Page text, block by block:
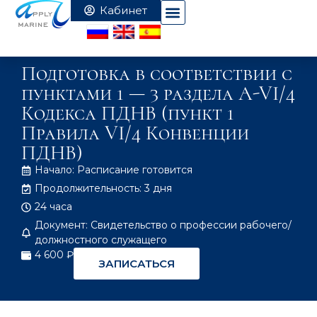
Подготовка в соответствии с
пунктами 1 — 3 раздела A-VI/4
Кодекса ПДНВ (пункт 1
Правила VI/4 Конвенции
ПДНВ)
Начало: Расписание готовится
Продолжительность: 3 дня
24 часа
Документ: Свидетельство о профессии рабочего/
должностного служащего
4 600 ₽
ЗАПИСАТЬСЯ